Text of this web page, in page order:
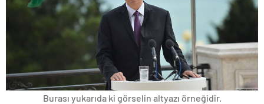
Burası yukarıda ki görselin altyazı örneğidir.